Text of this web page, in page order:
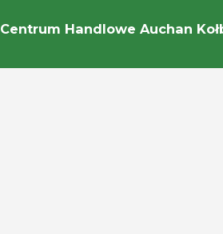
Centrum Handlowe Auchan